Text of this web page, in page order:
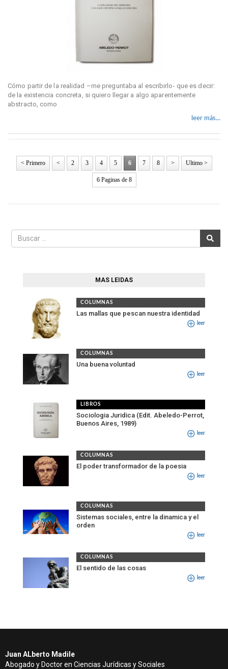
Cómo partir de la realidad –me preguntaba al escribirlo- que es decir:
de la existencia concreta, si quiero llegar a algo aparentemente
abstracto, como
leer más...
< Primero < 2 3 4 5 6 7 8 > Ultimo >
6 Paginas de 8
MAS LEIDAS
COLUMNAS
Las mallas que pescan nuestra identidad
leer
COLUMNAS
Una buena voluntad
leer
LIBROS
Sociologia Juridica (Edit. Abeledo-Perrot,
Buenos Aires, 1989)
leer
COLUMNAS
El poder transformador de la poesia
leer
COLUMNAS
Sistemas sociales, entre la dinamica y el
orden
leer
COLUMNAS
El sentido de las cosas
leer
Juan ALberto Madile
Abogado y Doctor en Ciencias Jurídicas y Sociales